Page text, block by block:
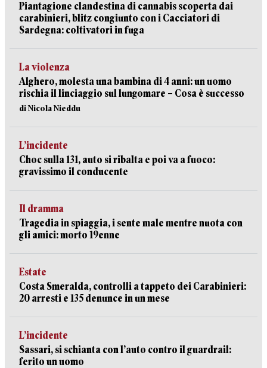
Piantagione clandestina di cannabis scoperta dai
carabinieri, blitz congiunto con i Cacciatori di
Sardegna: coltivatori in fuga
La violenza
Alghero, molesta una bambina di 4 anni: un uomo
rischia il linciaggio sul lungomare – Cosa è successo
di Nicola Nieddu
L’incidente
Choc sulla 131, auto si ribalta e poi va a fuoco:
gravissimo il conducente
Il dramma
Tragedia in spiaggia, i sente male mentre nuota con
gli amici: morto 19enne
Estate
Costa Smeralda, controlli a tappeto dei Carabinieri:
20 arresti e 135 denunce in un mese
L’incidente
Sassari, si schianta con l’auto contro il guardrail:
ferito un uomo